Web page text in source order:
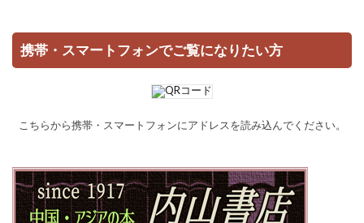
携帯・スマートフォンでご覧になりたい方
こちらから携帯・スマートフォンにアドレスを読み込んでください。